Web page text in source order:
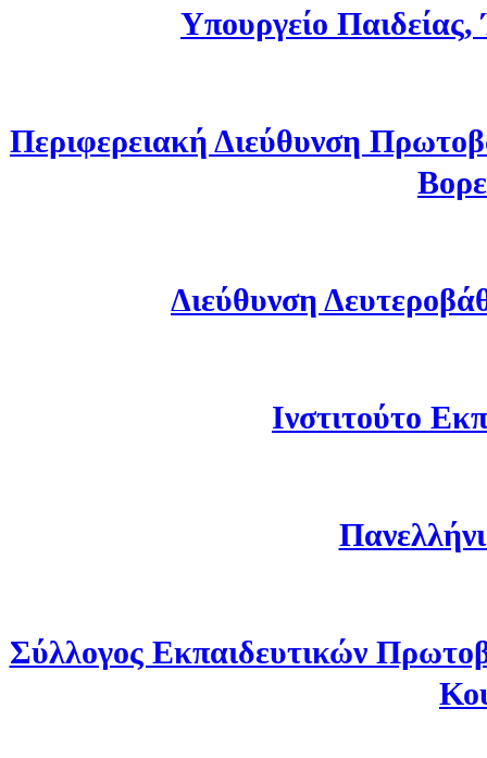
Υπουργείο
Περιφερειακή Διεύθυνση
Διεύθυνση
Ινστιτούτο
Σύλλογος Εκπαιδευτικών